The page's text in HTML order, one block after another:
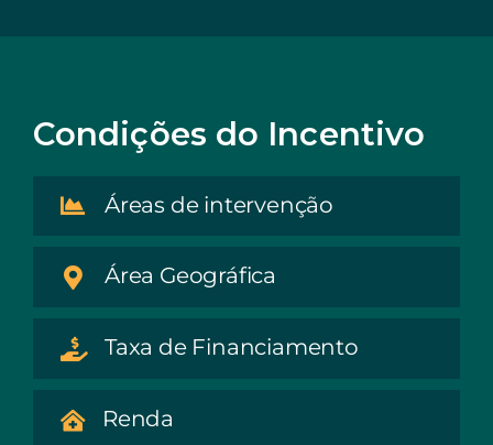
Condições do Incentivo
Áreas de intervenção
Área Geográfica
Taxa de Financiamento
Renda